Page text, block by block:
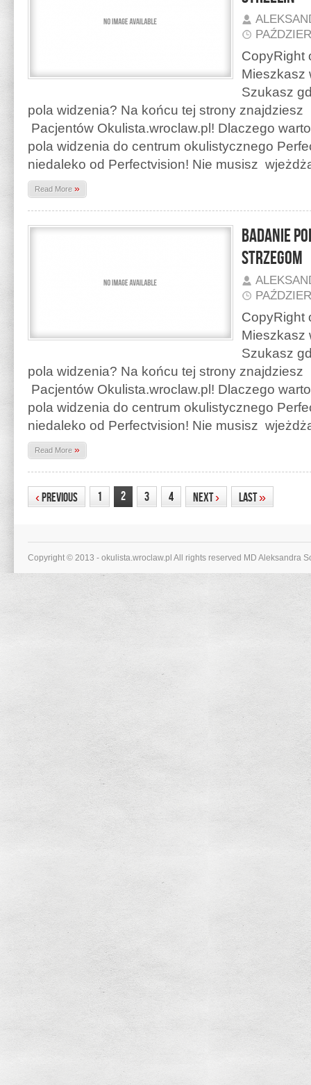
CopyRight
Mieszkasz
Szukasz
pola widzenia? Na końcu tej strony znajdziesz
Pacjentów Okulista.wroclaw.pl! Dlaczego
pola widzenia do centrum okulistycznego
niedaleko od Perfectvision! Nie musisz
Read More »
Badanie
Strzegom
CopyRight
Mieszkasz
Szukasz
pola widzenia? Na końcu tej strony znajdziesz
Pacjentów Okulista.wroclaw.pl! Dlaczego
pola widzenia do centrum okulistycznego
niedaleko od Perfectvision! Nie musisz
Read More »
‹ Previous 1 2 3 4 Next› Last»
Copyright © 2013 - okulista.wroclaw.pl All rights reserved MD Aleksandra